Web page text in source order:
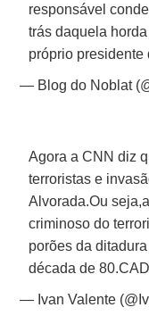
responsável
trás daquela
próprio
— Blog do Noblat
Agora a CNN diz
terroristas e
Alvorada.Ou
criminoso do
porões da
década de
— Ivan Valente